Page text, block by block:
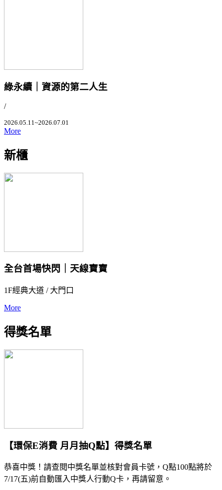
綠永續｜資源的第二人生
/
2026.05.11~2026.07.01
More
新櫃
全台首場快閃｜天線寶寶
1F經典大道 / 大門口
More
得獎名單
【環保E消費 月月抽Q點】得獎名單
恭喜中獎！請查閱中獎名單並核對會員卡號，Q點100點將於
7/17(五)前自動匯入中獎人行動Q卡，再請留意。